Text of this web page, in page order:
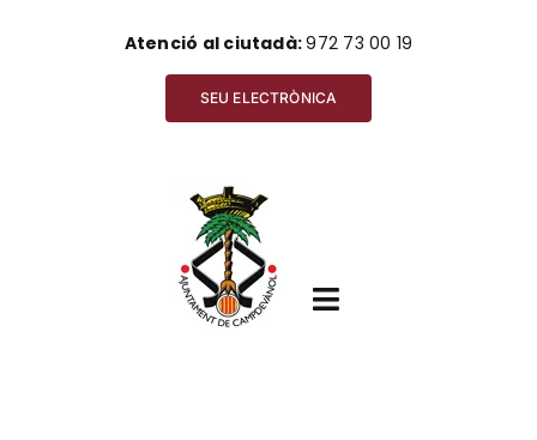
Atenció al ciutadà:972 73 00 19
SEU ELECTRÒNICA
Toggle